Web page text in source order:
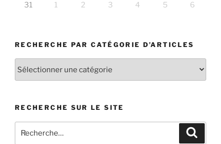
31 1 2 3 4 5 6
RECHERCHE PAR CATÉGORIE D’ARTICLES
RECHERCHE SUR LE SITE
pour